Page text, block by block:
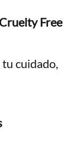
Cruelty Free
tu cuidado,